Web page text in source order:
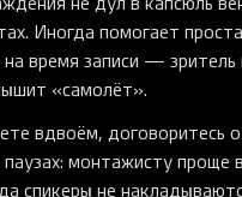
Иногда помогает
время записи — зритель
«самолёт».
вдвоём, договоритесь
паузах: монтажисту проще
спикеры не